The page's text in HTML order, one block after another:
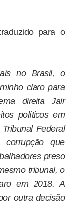
para o
no Brasil, o
claro para
direita Jair
políticos em
Federal
corrupção que
preso
tribunal, o
em 2018. A
outra decisão